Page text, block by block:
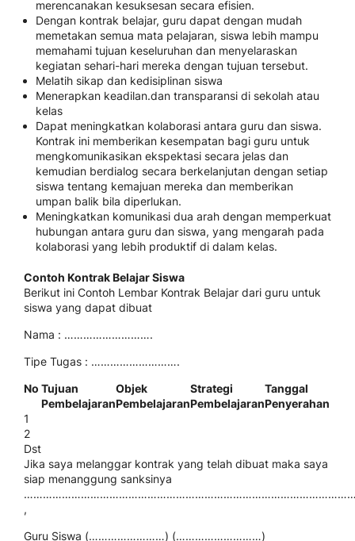
merencanakan kesuksesan secara efisien.
Dengan kontrak belajar, guru dapat dengan mudah
memetakan semua mata pelajaran, siswa lebih mampu
memahami tujuan keseluruhan dan menyelaraskan
kegiatan sehari-hari mereka dengan tujuan tersebut.
Melatih sikap dan kedisiplinan siswa
Menerapkan keadilan.dan transparansi di sekolah atau
kelas
Dapat meningkatkan kolaborasi antara guru dan siswa.
Kontrak ini memberikan kesempatan bagi guru untuk
mengkomunikasikan ekspektasi secara jelas dan
kemudian berdialog secara berkelanjutan dengan setiap
siswa tentang kemajuan mereka dan memberikan
umpan balik bila diperlukan.
Meningkatkan komunikasi dua arah dengan memperkuat
hubungan antara guru dan siswa, yang mengarah pada
kolaborasi yang lebih produktif di dalam kelas.
Contoh Kontrak Belajar Siswa
Berikut ini Contoh Lembar Kontrak Belajar dari guru untuk
siswa yang dapat dibuat
Nama : ……………………….
Tipe Tugas : ……………………….
No Tujuan
Pembelajaran
Objek
Pembelajaran
Strategi
Pembelajaran
Tanggal
Penyerahan
1
2
Dst
Jika saya melanggar kontrak yang telah dibuat maka saya
siap menanggung sanksinya
,
Guru Siswa (……………………) (………………………)